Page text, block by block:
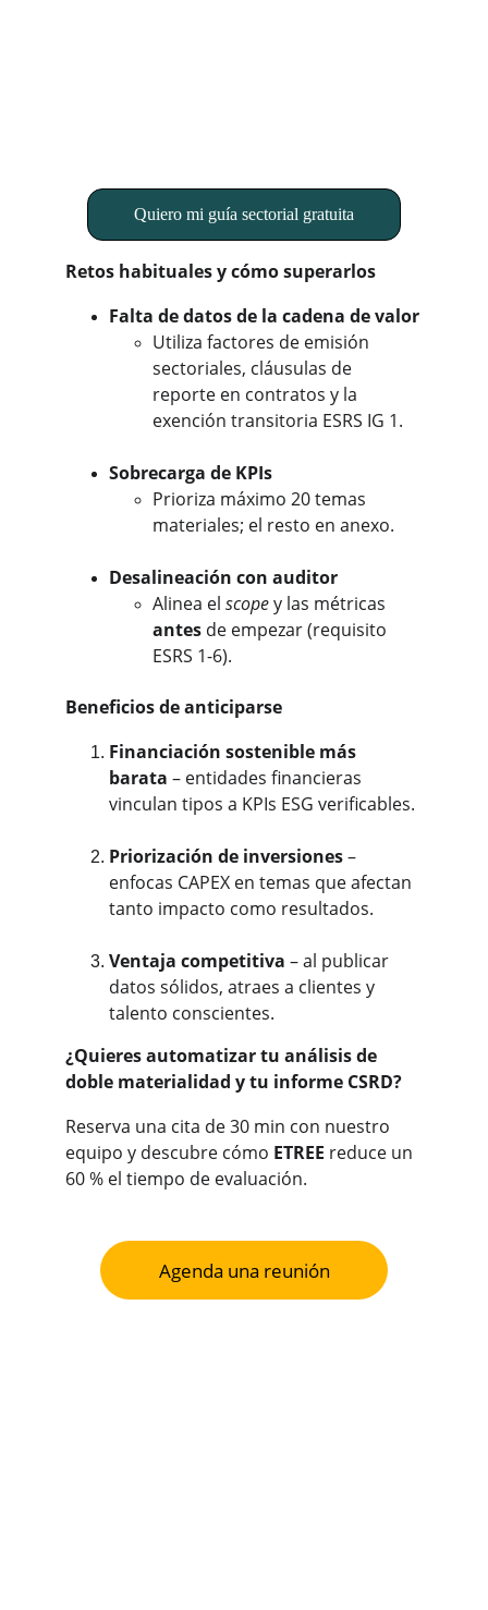
Quiero mi guía sectorial gratuita
Retos habituales y cómo superarlos
Falta de datos de la cadena de valor
Utiliza factores de emisión
sectoriales, cláusulas de
reporte en contratos y la
exención transitoria ESRS IG 1.
Sobrecarga de KPIs
Prioriza máximo 20 temas
materiales; el resto en anexo.
Desalineación con auditor
Alinea el scope y las métricas
antes de empezar (requisito
ESRS 1-6).
Beneficios de anticiparse
Financiación sostenible más
barata – entidades financieras
vinculan tipos a KPIs ESG verificables.
Priorización de inversiones –
enfocas CAPEX en temas que afectan
tanto impacto como resultados.
Ventaja competitiva – al publicar
datos sólidos, atraes a clientes y
talento conscientes.
¿Quieres automatizar tu análisis de
doble materialidad y tu informe CSRD?
Reserva una cita de 30 min con nuestro
equipo y descubre cómo ETREE reduce un
60 % el tiempo de evaluación.
Agenda una reunión